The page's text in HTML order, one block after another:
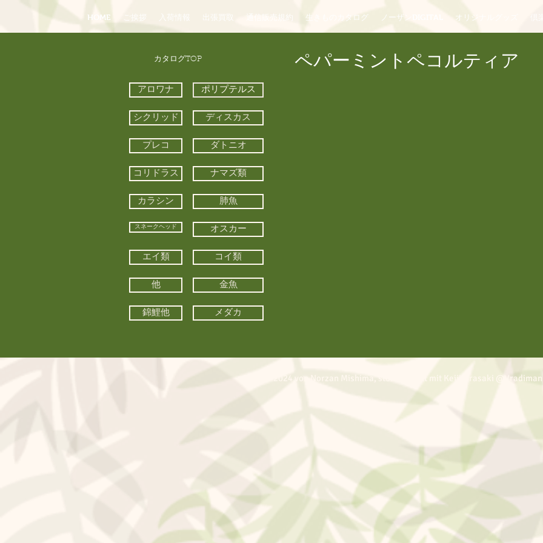
HOME ご挨拶 入荷情報 出張買取 通信販売規約 生きものカタログ ノーザンDIGITAL オリジナルグッズ
​カタログTOP
アロワナ ポリプテルス
シクリッド ディスカス
プレコ ダトニオ
コリドラス ナマズ類
カラシン 肺魚
スネークヘッド オスカー
エイ類 コイ類
他 金魚
錦鯉他 メダカ
ペパーミントペコルティア
© 2024 von Norzan Mishima, stolz erstellt mit Keiji Urasaki